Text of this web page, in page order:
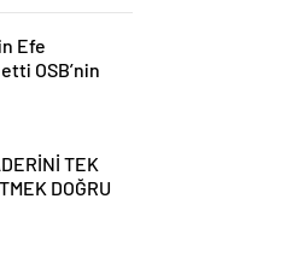
Efe
OSB’nin
TEK
DOĞRU